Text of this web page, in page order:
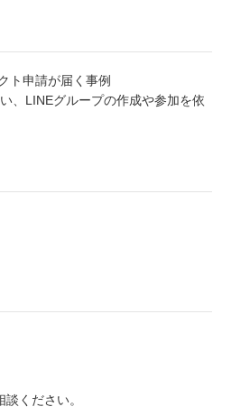
ト申請が届く事例
、LINEグループの作成や参加を依
ください。